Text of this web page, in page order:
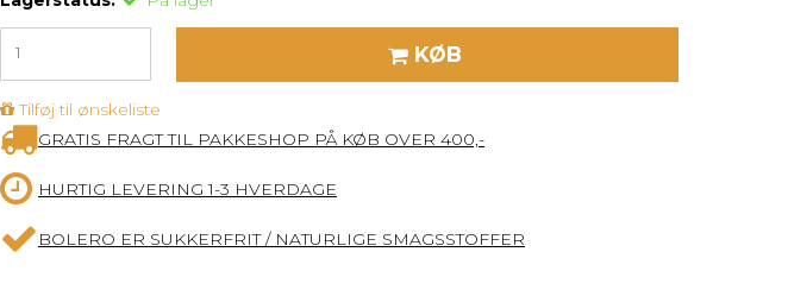
KØB
Tilføj til ønskeliste
GRATIS FRAGT TIL PAKKESHOP PÅ KØB OVER 400,-
HURTIG LEVERING 1-3 HVERDAGE
BOLERO ER SUKKERFRIT / NATURLIGE SMAGSSTOFFER